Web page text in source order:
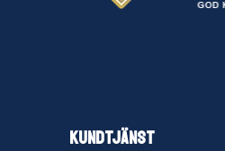
KUNDTJÄNST